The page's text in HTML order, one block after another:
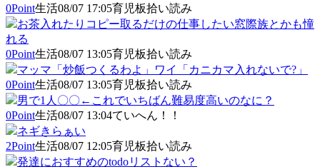
0Point生活08/07 17:05育児板拾い読み
お茶入れたりコピー取るだけの仕事したい窓際族とかも憧
れる
0Point生活08/07 13:05育児板拾い読み
マッマ「炒飯つくるわよ」ワイ「カニカマ入れないで?」
0Point生活08/07 13:05育児板拾い読み
男で1人〇〇←これでいちばん難易度高いのなに？
0Point生活08/07 13:04ていへん！！
ネギきらぁい
2Point生活08/07 12:05育児板拾い読み
発達におすすめのtodoリストない？